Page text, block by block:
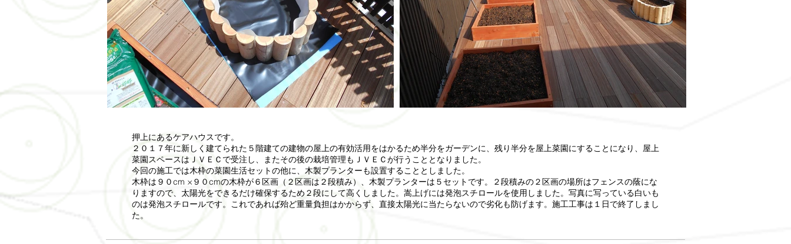
押上にあるケアハウスです。
２０１７年に新しく建てられた５階建ての建物の屋上の有効活用をはかるため半分をガーデンに、残り半分を屋上菜園にすることになり、屋上
菜園スペースはＪＶＥＣで受注し、またその後の栽培管理もＪＶＥＣが行うこととなりました。
今回の施工では木枠の菜園生活セットの他に、木製プランターも設置することとしました。
木枠は９０cm ×９０cmの木枠が６区画（２区画は２段積み）、木製プランターは５セットです。２段積みの２区画の場所はフェンスの蔭にな
りますので、太陽光をできるだけ確保するため２段にして高くしました。嵩上げには発泡スチロールを使用しました。写真に写っている白いも
のは発泡スチロールです。これであれば殆ど重量負担はかからず、直接太陽光に当たらないので劣化も防げます。施工工事は１日で終了しまし
た。